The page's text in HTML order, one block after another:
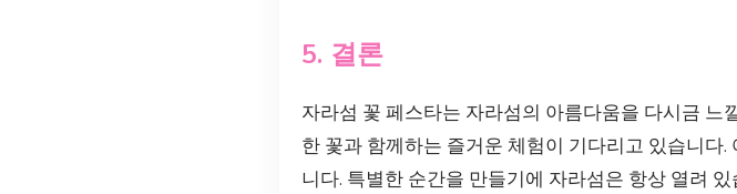
5. 결론
자라섬 꽃 페스타는 자라섬의 아름다움을 다시금
한 꽃과 함께하는 즐거운 체험이 기다리고 있습니
니다. 특별한 순간을 만들기에 자라섬은 항상 열려 있